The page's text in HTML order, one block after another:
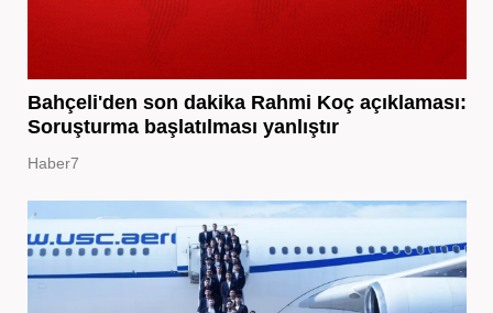
Bahçeli'den son dakika Rahmi Koç açıklaması:
Soruşturma başlatılması yanlıştır
Haber7